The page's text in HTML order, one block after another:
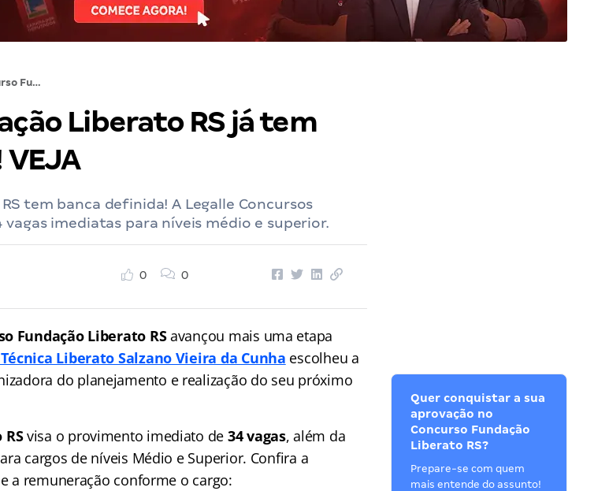
Concurso Fundação Liberato RS já tem banca definida! VEJA
Liberato RS já tem
tem banca definida! A Legalle Concursos
imediatas para níveis médio e superior.
0 0
Fundação Liberato RSavançou mais uma etapa
Liberato Salzano Vieira da Cunha escolheu a
do planejamento e realização do seu próximo
visa o provimento imediato de 34 vagas, além da
cargos de níveis Médio e Superior. Confira a
a remuneração conforme o cargo:
Quer conquistar a sua
aprovação no
Concurso Fundação
Liberato RS?
Prepare-se com quem
mais entende do assunto!